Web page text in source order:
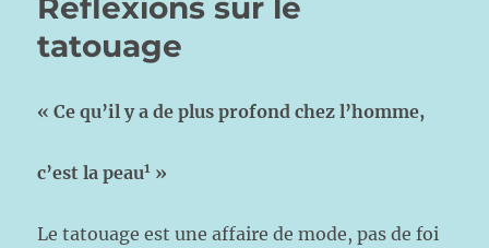
Réflexions sur le
tatouage
« Ce qu’il y a de plus profond chez l’homme,
c’est la peau1 »
Le tatouage est une affaire de mode, pas de foi